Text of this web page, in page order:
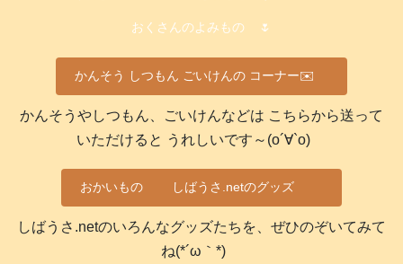
おくさんのよみもの 🌷
かんそう しつもん ごいけんの コーナー✉️
かんそうやしつもん、ごいけんなどは こちらから送って
いただけると うれしいです～(о´∀`о)
おかいもの しばうさ.netのグッズ
しばうさ.netのいろんなグッズたちを、ぜひのぞいてみて
ね(*´ω｀*)